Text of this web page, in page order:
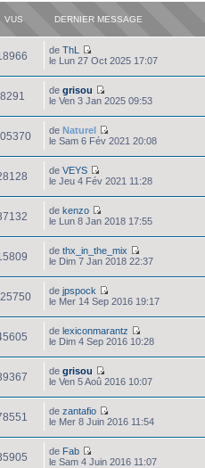
VUS DERNIER MESSAGE
deThL
le Lun 27 Oct 2025 17:07
8291 degrisou
le Ven 3 Jan 2025 09:53
deNaturel
le Sam 6 Fév 2021 20:08
deVEYS
le Jeu 4 Fév 2021 11:28
dekenzo
le Lun 8 Jan 2018 17:55
dethx_in_the_mix
le Dim 7 Jan 2018 22:37
dejpspock
le Mer 14 Sep 2016 19:17
delexiconmarantz
le Dim 4 Sep 2016 10:28
degrisou
le Ven 5 Aoû 2016 10:07
dezantafio
le Mer 8 Juin 2016 11:54
de Fab
le Sam 4 Juin 2016 11:07